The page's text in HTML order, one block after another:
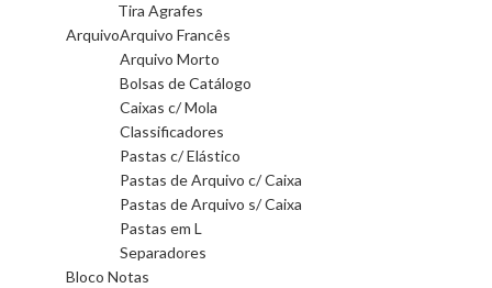
Tira Agrafes
ArquivoArquivo Francês
Arquivo Morto
Bolsas de Catálogo
Caixas c/ Mola
Classificadores
Pastas c/ Elástico
Pastas de Arquivo c/ Caixa
Pastas de Arquivo s/ Caixa
Pastas em L
Separadores
Bloco Notas